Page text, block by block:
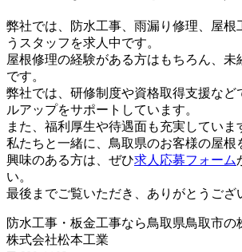
弊社では、防水工事、雨漏り修理、屋根
うスタッフを求人中です。
屋根修理の経験がある方はもちろん、未
です。
弊社では、研修制度や資格取得支援など
ルアップをサポートしています。
また、福利厚生や待遇面も充実していま
私たちと一緒に、鳥取県のお客様の屋根
興味のある方は、ぜひ求人応募フォーム
い。
最後までご覧いただき、ありがとうござ
防水工事・板金工事なら鳥取県鳥取市の
株式会社松本工業